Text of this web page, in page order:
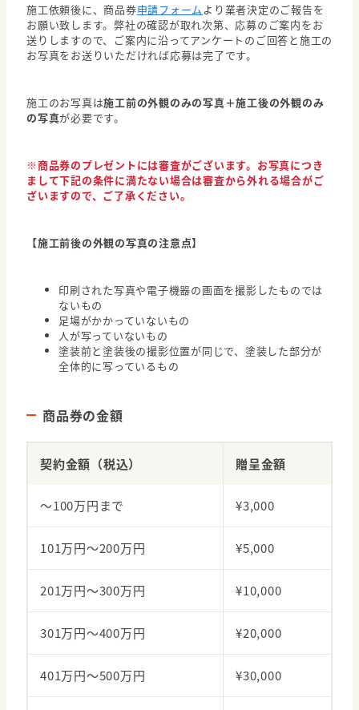
施工依頼後に、商品券申請フォームより業者決定のご報告を
お願い致します。弊社の確認が取れ次第、応募のご案内をお
送りしますので、ご案内に沿ってアンケートのご回答と施工の
お写真をお送りいただければ応募は完了です。
施工のお写真は施工前の外観のみの写真＋施工後の外観のみ
の写真が必要です。
※商品券のプレゼントには審査がございます。お写真につき
まして下記の条件に満たない場合は審査から外れる場合がご
ざいますので、ご了承ください。
【施工前後の外観の写真の注意点】
印刷された写真や電子機器の画面を撮影したものでは
ないもの
足場がかかっていないもの
人が写っていないもの
塗装前と塗装後の撮影位置が同じで、塗装した部分が
全体的に写っているもの
商品券の金額
契約金額（税込） 贈呈金額
〜100万円まで ¥3,000
101万円〜200万円 ¥5,000
201万円〜300万円 ¥10,000
301万円〜400万円 ¥20,000
401万円〜500万円 ¥30,000